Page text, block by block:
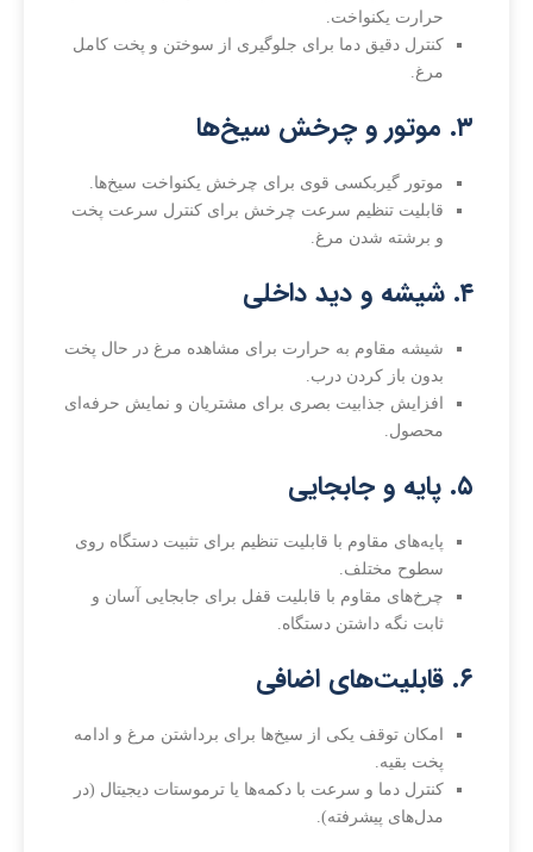
حرارت یکنواخت.
کنترل دقیق دما برای جلوگیری از سوختن و پخت کامل
مرغ.
۳. موتور و چرخش سیخ‌ها
موتور گیربکسی قوی برای چرخش یکنواخت سیخ‌ها.
قابلیت تنظیم سرعت چرخش برای کنترل سرعت پخت
و برشته شدن مرغ.
۴. شیشه و دید داخلی
شیشه مقاوم به حرارت برای مشاهده مرغ در حال پخت
بدون باز کردن درب.
افزایش جذابیت بصری برای مشتریان و نمایش حرفه‌ای
محصول.
۵. پایه و جابجایی
پایه‌های مقاوم با قابلیت تنظیم برای تثبیت دستگاه روی
سطوح مختلف.
چرخ‌های مقاوم با قابلیت قفل برای جابجایی آسان و
ثابت نگه داشتن دستگاه.
۶. قابلیت‌های اضافی
امکان توقف یکی از سیخ‌ها برای برداشتن مرغ و ادامه
پخت بقیه.
کنترل دما و سرعت با دکمه‌ها یا ترموستات دیجیتال (در
مدل‌های پیشرفته).